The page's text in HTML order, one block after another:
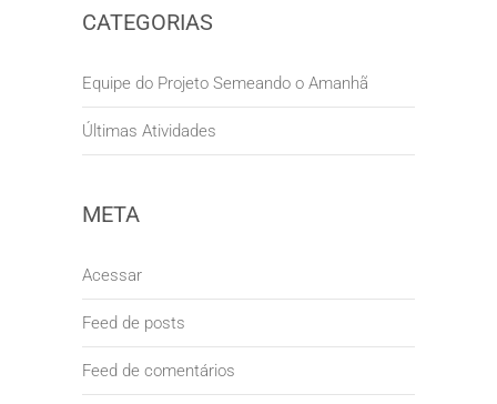
CATEGORIAS
Equipe do Projeto Semeando o Amanhã
Últimas Atividades
META
Acessar
Feed de posts
Feed de comentários